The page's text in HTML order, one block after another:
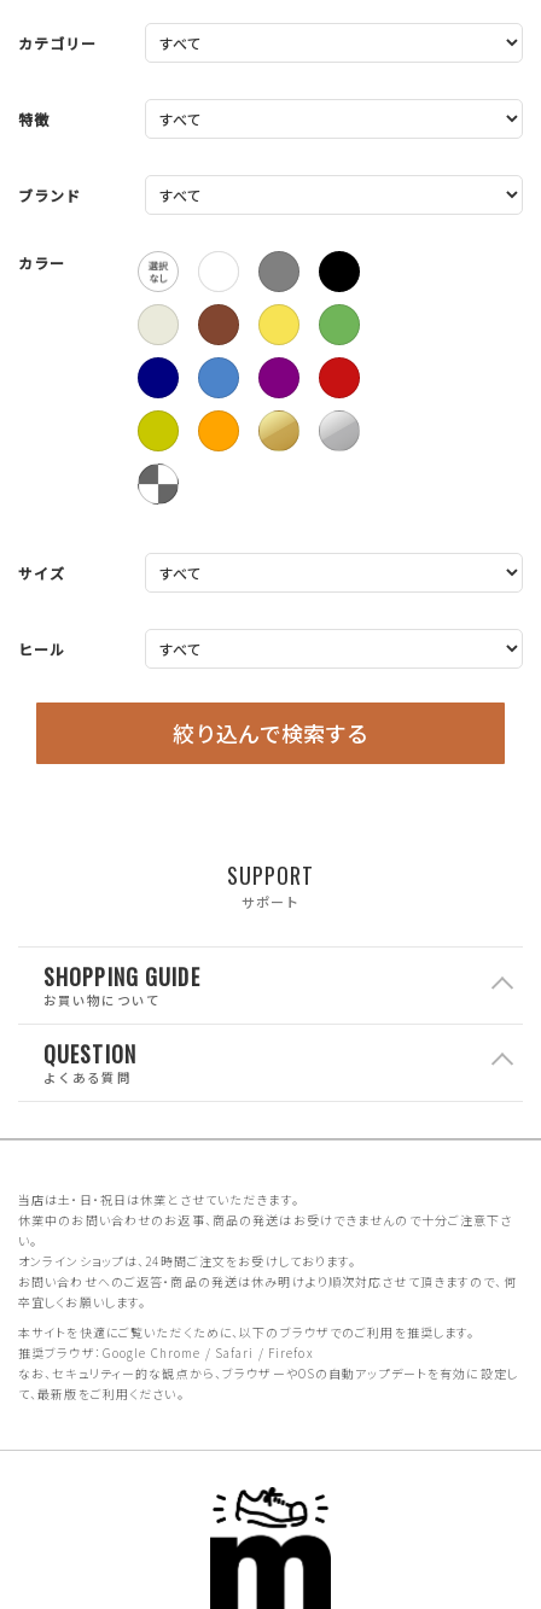
カテゴリー
特徴
ブランド
カラー
サイズ
ヒール
絞り込んで検索する
SUPPORT
サポート
SHOPPING GUIDE
お買い物について
QUESTION
よくある質問
当店は土・日・祝日は休業とさせていただきます。
休業中のお問い合わせのお返事、商品の発送はお受けできませんので十分ご注意下さ
い。
オンラインショップは、24時間ご注文をお受けしております。
お問い合わせへのご返答・商品の発送は休み明けより順次対応させて頂きますので、何
卒宜しくお願いします。
本サイトを快適にご覧いただくために、以下のブラウザでのご利用を推奨します。
推奨ブラウザ：Google Chrome / Safari / Firefox
なお、セキュリティー的な観点から、ブラウザーやOSの自動アップデートを有効に設定し
て、最新版をご利用ください。